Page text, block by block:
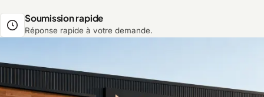
Soumission rapide
Réponse rapide à votre demande.